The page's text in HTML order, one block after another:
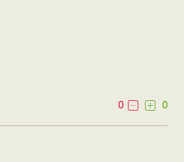
0
0